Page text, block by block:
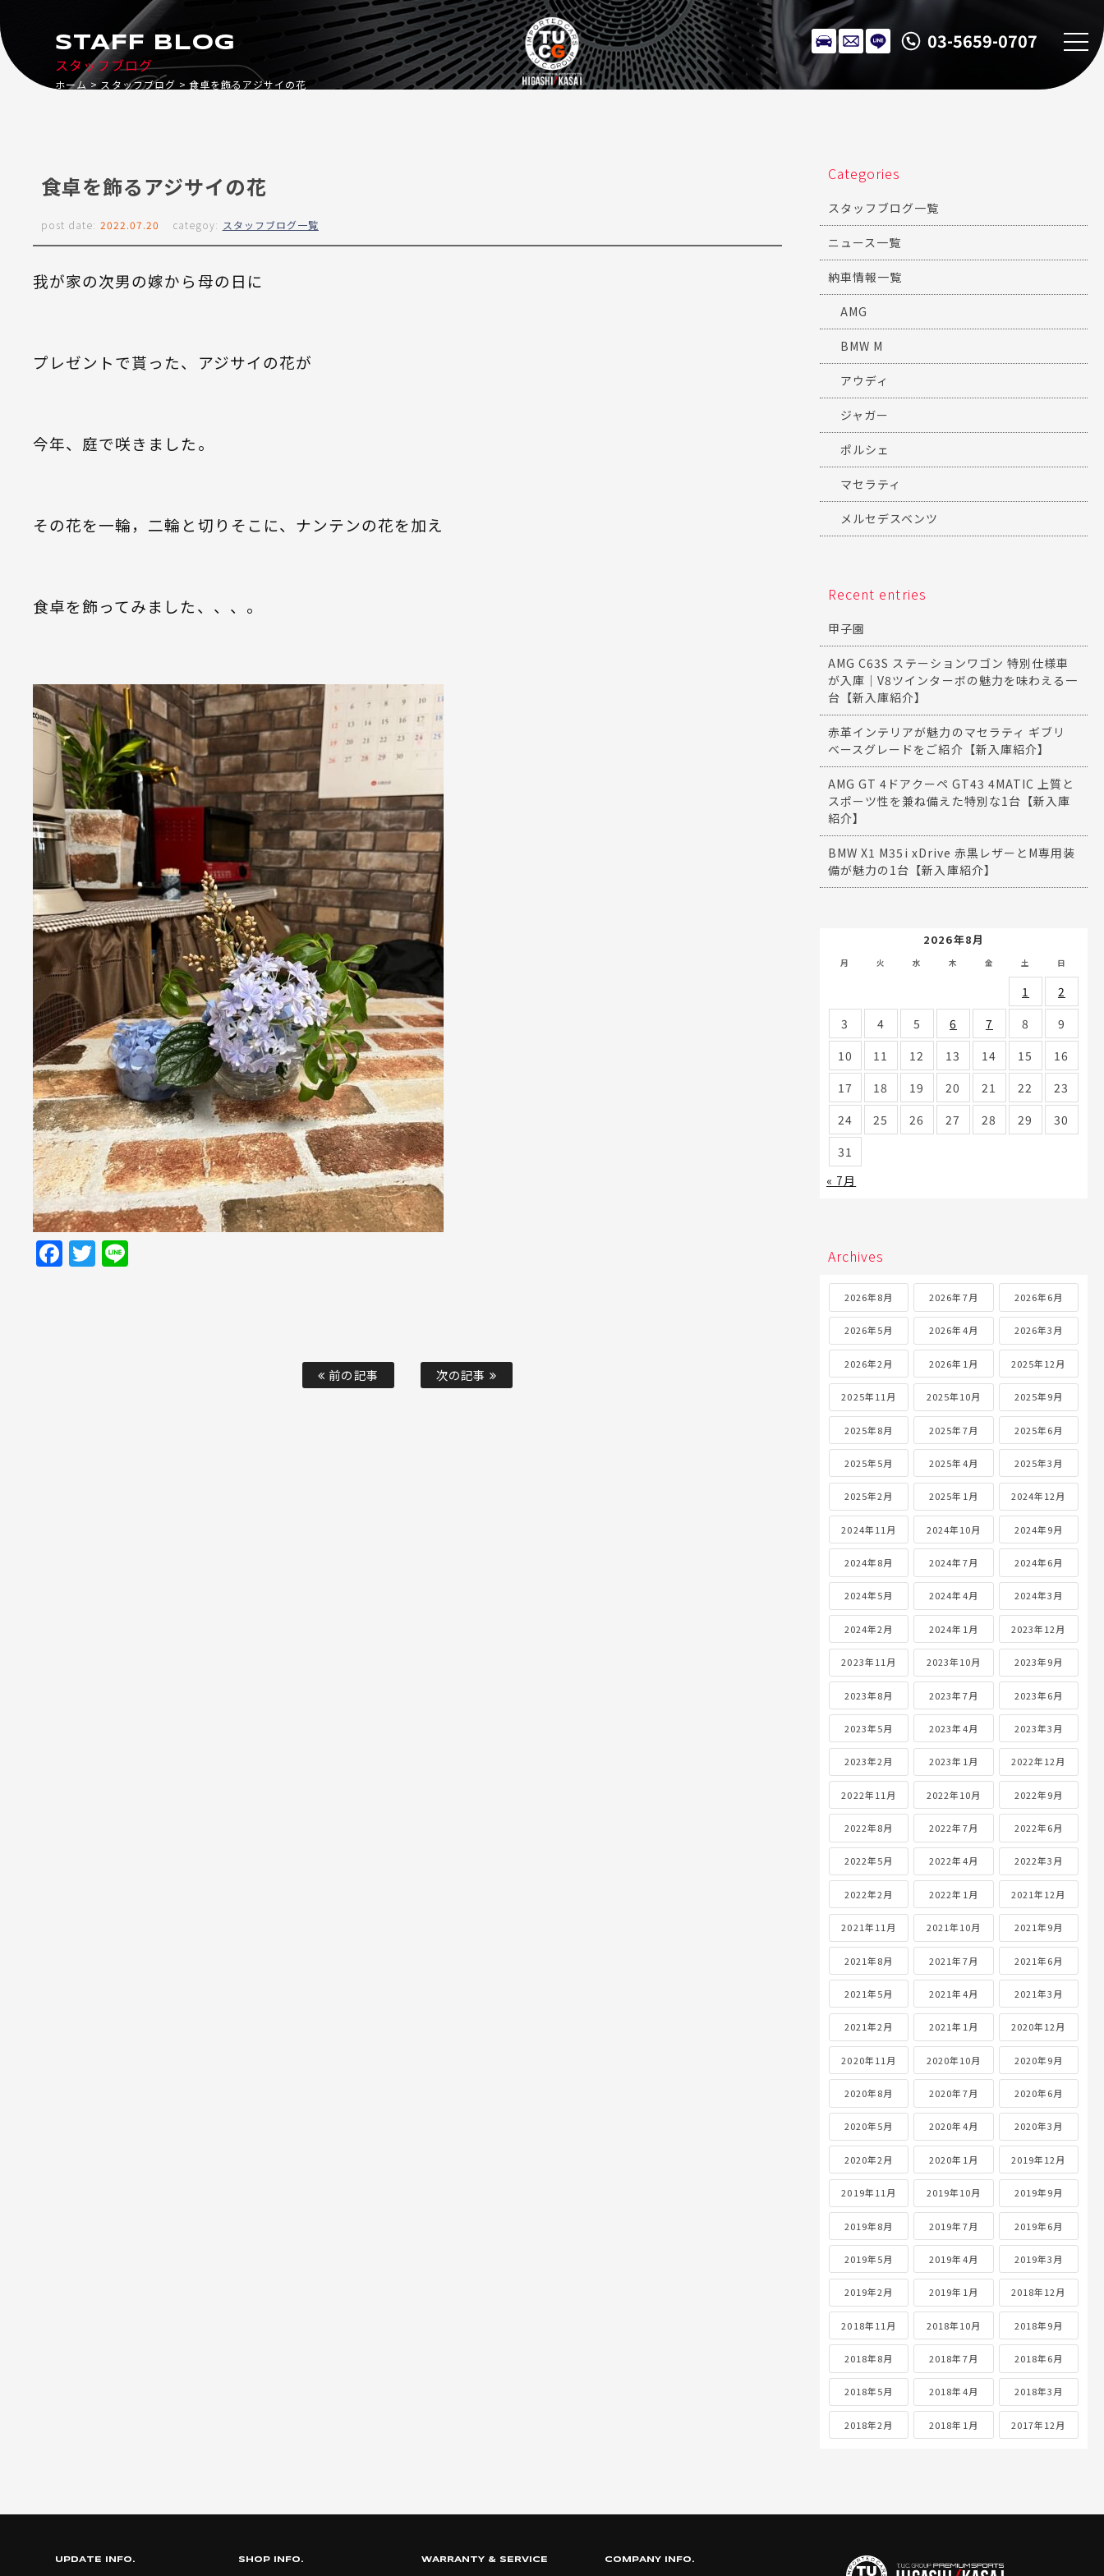
03-5659-0707
スタッフブログ
STAFF BLOG
ホーム スタッフブログ 食卓を飾るアジサイの花
食卓を飾るアジサイの花
post date: 2022.07.20 categoy: スタッフブログ一覧
我が家の次男の嫁から母の日に
プレゼントで貰った、アジサイの花が
今年、庭で咲きました。
その花を一輪，二輪と切りそこに、ナンテンの花を加え
食卓を飾ってみました、、、。
Facebook
Twitter
前の記事 次の記事
Categories
スタッフブログ一覧
ニュース一覧
納車情報一覧
AMG
BMW M
アウディ
ジャガー
ポルシェ
マセラティ
メルセデスベンツ
Recent entries
甲子園
AMG C63S ステーションワゴン 特別仕様車
が入庫｜V8ツインターボの魅力を味わえる一
台【新入庫紹介】
赤革インテリアが魅力のマセラティ ギブリ
ベースグレードをご紹介【新入庫紹介】
AMG GT 4ドアクーペ GT43 4MATIC 上質と
スポーツ性を兼ね備えた特別な1台【新入庫
紹介】
BMW X1 M35i xDrive 赤黒レザーとM専用装
備が魅力の1台【新入庫紹介】
2026年8月
月 火 水 木 金 土 日
1
2
3
4 5 6 7 8
9
10
11 12 13 14 15
16
17
18 19 20 21 22
23
24
25 26 27 28 29
30
31
« 7月
Archives
2026年8月 2026年7月 2026年6月
2026年5月 2026年4月 2026年3月
2026年2月 2026年1月 2025年12月
2025年11月 2025年10月 2025年9月
2025年8月 2025年7月 2025年6月
2025年5月 2025年4月 2025年3月
2025年2月 2025年1月 2024年12月
2024年11月 2024年10月 2024年9月
2024年8月 2024年7月 2024年6月
2024年5月 2024年4月 2024年3月
2024年2月 2024年1月 2023年12月
2023年11月 2023年10月 2023年9月
2023年8月 2023年7月 2023年6月
2023年5月 2023年4月 2023年3月
2023年2月 2023年1月 2022年12月
2022年11月 2022年10月 2022年9月
2022年8月 2022年7月 2022年6月
2022年5月 2022年4月 2022年3月
2022年2月 2022年1月 2021年12月
2021年11月 2021年10月 2021年9月
2021年8月 2021年7月 2021年6月
2021年5月 2021年4月 2021年3月
2021年2月 2021年1月 2020年12月
2020年11月 2020年10月 2020年9月
2020年8月 2020年7月 2020年6月
2020年5月 2020年4月 2020年3月
2020年2月 2020年1月 2019年12月
2019年11月 2019年10月 2019年9月
2019年8月 2019年7月 2019年6月
2019年5月 2019年4月 2019年3月
2019年2月 2019年1月 2018年12月
2018年11月 2018年10月 2018年9月
2018年8月 2018年7月 2018年6月
2018年5月 2018年4月 2018年3月
2018年2月 2018年1月 2017年12月
UPDATE INFO. SHOP INFO. WARRANTY & SERVICE COMPANY INFO.